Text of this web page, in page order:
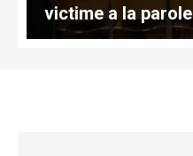
victime a la parole